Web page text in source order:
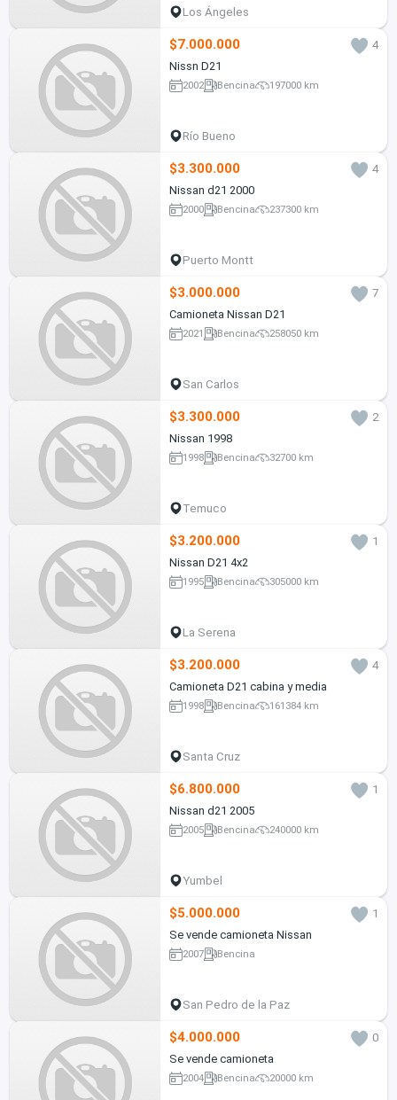
Los Ángeles
$7.000.000
4
Nissn D21
2002 Bencina 197000 km
Río Bueno
$3.300.000
4
Nissan d21 2000
2000 Bencina 237300 km
Puerto Montt
$3.000.000
7
Camioneta Nissan D21
2021 Bencina 258050 km
San Carlos
$3.300.000
2
Nissan 1998
1998 Bencina 32700 km
Temuco
$3.200.000
1
Nissan D21 4x2
1995 Bencina 305000 km
La Serena
$3.200.000
4
Camioneta D21 cabina y media
1998 Bencina 161384 km
Santa Cruz
$6.800.000
1
Nissan d21 2005
2005 Bencina 240000 km
Yumbel
$5.000.000
1
Se vende camioneta Nissan
2007 Bencina
San Pedro de la Paz
$4.000.000
0
Se vende camioneta
2004 Bencina 20000 km